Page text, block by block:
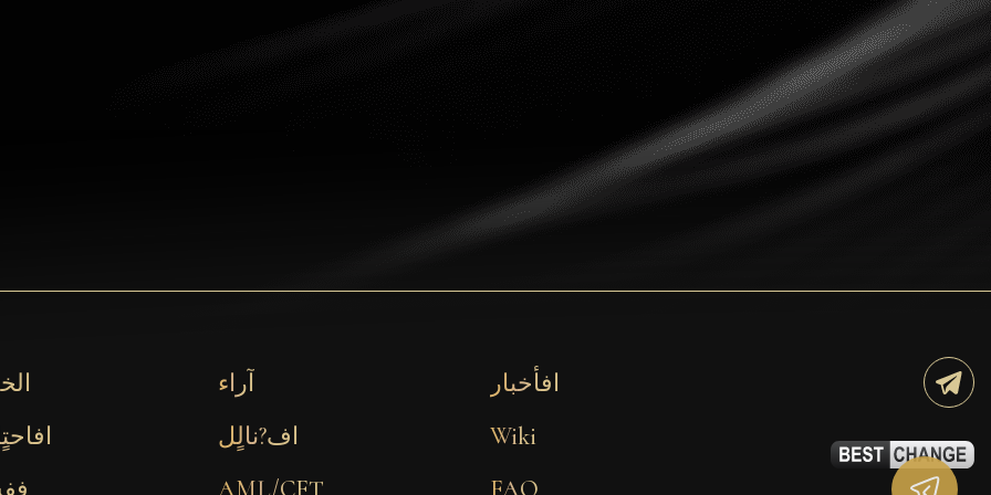
Solana
Polygon (POL)
Cosmos (ATOM)
آراء
اف?نالٍل
افأخبار
Wiki